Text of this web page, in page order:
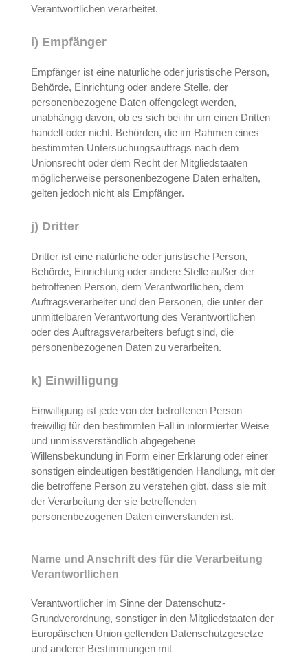
Verantwortlichen verarbeitet.
i) Empfänger
Empfänger ist eine natürliche oder juristische Person,
Behörde, Einrichtung oder andere Stelle, der
personenbezogene Daten offengelegt werden,
unabhängig davon, ob es sich bei ihr um einen Dritten
handelt oder nicht. Behörden, die im Rahmen eines
bestimmten Untersuchungsauftrags nach dem
Unionsrecht oder dem Recht der Mitgliedstaaten
möglicherweise personenbezogene Daten erhalten,
gelten jedoch nicht als Empfänger.
j) Dritter
Dritter ist eine natürliche oder juristische Person,
Behörde, Einrichtung oder andere Stelle außer der
betroffenen Person, dem Verantwortlichen, dem
Auftragsverarbeiter und den Personen, die unter der
unmittelbaren Verantwortung des Verantwortlichen
oder des Auftragsverarbeiters befugt sind, die
personenbezogenen Daten zu verarbeiten.
k) Einwilligung
Einwilligung ist jede von der betroffenen Person
freiwillig für den bestimmten Fall in informierter Weise
und unmissverständlich abgegebene
Willensbekundung in Form einer Erklärung oder einer
sonstigen eindeutigen bestätigenden Handlung, mit der
die betroffene Person zu verstehen gibt, dass sie mit
der Verarbeitung der sie betreffenden
personenbezogenen Daten einverstanden ist.
Name und Anschrift des für die Verarbeitung
Verantwortlichen
Verantwortlicher im Sinne der Datenschutz-
Grundverordnung, sonstiger in den Mitgliedstaaten der
Europäischen Union geltenden Datenschutzgesetze
und anderer Bestimmungen mit